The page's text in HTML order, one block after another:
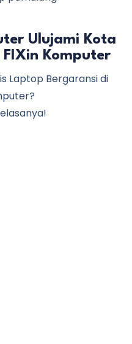
Ulujami Kota
Komputer
Laptop Bergaransi di